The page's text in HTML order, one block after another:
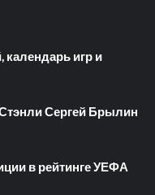
календарь игр и
Сергей Брылин
в рейтинге УЕФА